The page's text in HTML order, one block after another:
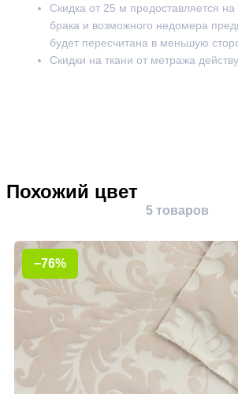
Скидка от 25 м предоставляется
брака и возможного недомера
будет пересчитана в меньшую
Скидки на ткани от метража
Похожий цвет
5 товаров
−76%